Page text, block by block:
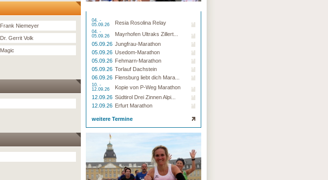
Frank Niemeyer
Dr. Gerrit Volk
Magic
04. -
05.09.26
Resia Rosolina Relay
04. -
05.09.26
Mayrhofen Ultraks Zillert...
05.09.26 Jungfrau-Marathon
05.09.26 Usedom-Marathon
05.09.26 Fehmarn-Marathon
05.09.26 Torlauf Dachstein
06.09.26 Flensburg liebt dich Mara...
10. -
12.09.26
Kopie von P-Weg Marathon
12.09.26 Südtirol Drei Zinnen Alpi...
12.09.26 Erfurt Marathon
weitere Termine